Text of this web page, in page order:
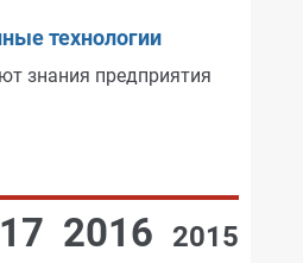
технологии
знания предприятия
2016
2015